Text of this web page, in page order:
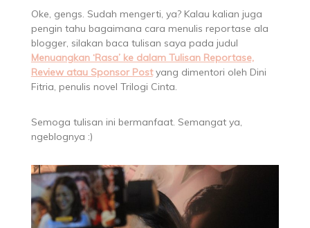
Oke, gengs. Sudah mengerti, ya? Kalau kalian juga
pengin tahu bagaimana cara menulis reportase ala
blogger, silakan baca tulisan saya pada judul
Menuangkan ‘Rasa’ ke dalam Tulisan Reportase,
Review atau Sponsor Post yang dimentori oleh Dini
Fitria, penulis novel Trilogi Cinta.
Semoga tulisan ini bermanfaat. Semangat ya,
ngeblognya :)